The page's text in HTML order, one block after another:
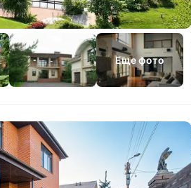
Еще фото